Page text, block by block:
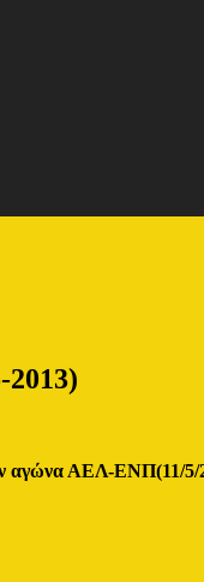
αγώνα ΑΕΛ-ENΠ(11/5/